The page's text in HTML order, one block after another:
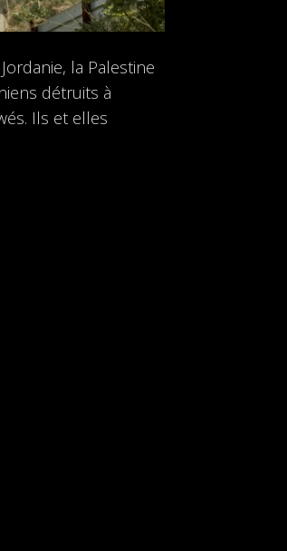
la Palestine
détruits à
Ils et elles